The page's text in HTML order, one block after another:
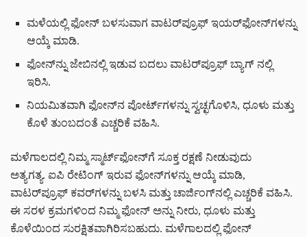
ಮಳೆಯಲ್ಲಿ ಫೋನ್ ಬಳಸುವಾಗ ವಾಟರ್‌ಪ್ರೂಫ್ ಇಯರ್‌ಫೋನ್‌ಗಳನ್ನು
ಆಯ್ಕೆ ಮಾಡಿ.
ಫೋನ್‌ನ್ನು ಜೇಬಿನಲ್ಲಿ ಇಡುವ ಬದಲು ವಾಟರ್‌ಪ್ರೂಫ್ ಬ್ಯಾಗ್ ನಲ್ಲಿ
ಇರಿಸಿ.
ನಿಯಮಿತವಾಗಿ ಫೋನ್‌ನ ಪೋರ್ಟ್‌ಗಳನ್ನು ಸ್ವಚ್ಛಗೊಳಿಸಿ, ಧೂಳು ಮತ್ತು
ಕೊಳೆ ತುಂಬದಂತೆ ಎಚ್ಚರಿಕೆ ವಹಿಸಿ.
ಮಳೆಗಾಲದಲ್ಲಿ ನಿಮ್ಮ ಸ್ಮಾರ್ಟ್‌ಫೋನ್‌ಗೆ ಸೂಕ್ತ ರಕ್ಷಣೆ ನೀಡುವುದು
ಅತ್ಯಗತ್ಯ. ಐಪಿ ರೇಟಿಂಗ್ ಇರುವ ಫೋನ್‌ಗಳನ್ನು ಆಯ್ಕೆ ಮಾಡಿ,
ವಾಟರ್‌ಪ್ರೂಫ್ ಕವರ್‌ಗಳನ್ನು ಬಳಸಿ ಮತ್ತು ಚಾರ್ಜಿಂಗ್‌ನಲ್ಲಿ ಎಚ್ಚರಿಕೆ ವಹಿಸಿ.
ಈ ಸರಳ ಕ್ರಮಗಳಿಂದ ನಿಮ್ಮ ಫೋನ್‌ ಅನ್ನು ನೀರು, ಧೂಳು ಮತ್ತು
ಕೊಳೆಯಿಂದ ಸುರಕ್ಷಿತವಾಗಿರಿಸಬಹುದು. ಮಳೆಗಾಲದಲ್ಲಿ ಫೋನ್